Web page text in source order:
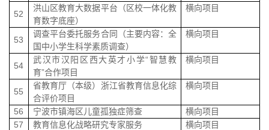
52
洪山区教育大数据平台（区校一体化教
育数字底座）
横向项目
53
调查平台委托服务合同（主要内容：全
国中小学生科学素质调查）
横向项目
54
武汉市汉阳区西大英才小学“智慧教
育”合作项目
横向项目
55
省教育厅（本级）浙江省教育信息化综
合评价项目
横向项目
56 宁波市镇海区儿童孤独症筛查
横向项目
57
教育信息化战略研究专家服务
横向项目